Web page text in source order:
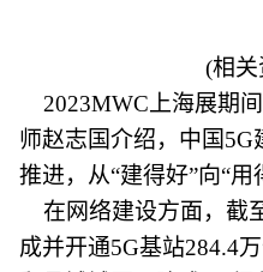
(相
2023MWC上海展期
师赵志国介绍，中国
推进，从“建得好”向“用
在网络建设方面，截
成并开通5G基站284.4